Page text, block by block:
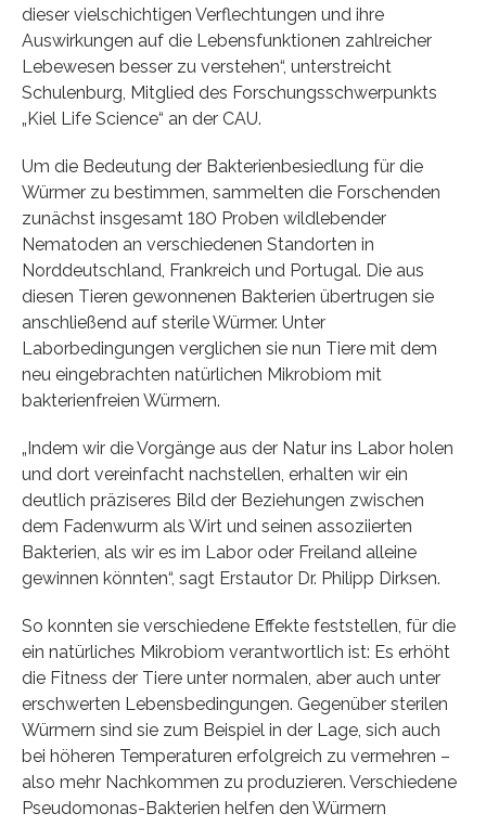
dieser vielschichtigen Verflechtungen und ihre
Auswirkungen auf die Lebensfunktionen zahlreicher
Lebewesen besser zu verstehen“, unterstreicht
Schulenburg, Mitglied des Forschungsschwerpunkts
„Kiel Life Science“ an der CAU.
Um die Bedeutung der Bakterienbesiedlung für die
Würmer zu bestimmen, sammelten die Forschenden
zunächst insgesamt 180 Proben wildlebender
Nematoden an verschiedenen Standorten in
Norddeutschland, Frankreich und Portugal. Die aus
diesen Tieren gewonnenen Bakterien übertrugen sie
anschließend auf sterile Würmer. Unter
Laborbedingungen verglichen sie nun Tiere mit dem
neu eingebrachten natürlichen Mikrobiom mit
bakterienfreien Würmern.
„Indem wir die Vorgänge aus der Natur ins Labor holen
und dort vereinfacht nachstellen, erhalten wir ein
deutlich präziseres Bild der Beziehungen zwischen
dem Fadenwurm als Wirt und seinen assoziierten
Bakterien, als wir es im Labor oder Freiland alleine
gewinnen könnten“, sagt Erstautor Dr. Philipp Dirksen.
So konnten sie verschiedene Effekte feststellen, für die
ein natürliches Mikrobiom verantwortlich ist: Es erhöht
die Fitness der Tiere unter normalen, aber auch unter
erschwerten Lebensbedingungen. Gegenüber sterilen
Würmern sind sie zum Beispiel in der Lage, sich auch
bei höheren Temperaturen erfolgreich zu vermehren –
also mehr Nachkommen zu produzieren. Verschiedene
Pseudomonas-Bakterien helfen den Würmern